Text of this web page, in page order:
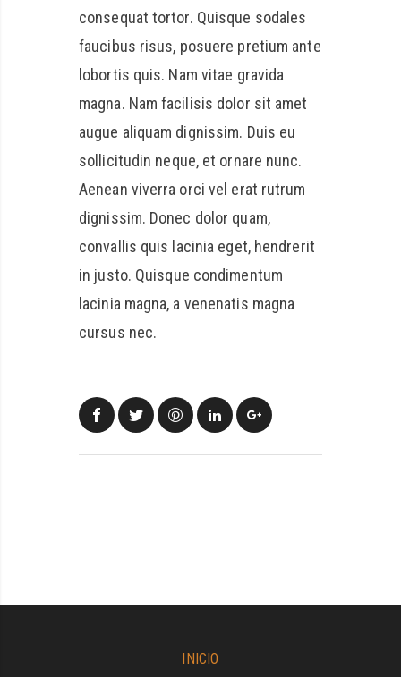
consequat tortor. Quisque sodales
faucibus risus, posuere pretium ante
lobortis quis. Nam vitae gravida
magna. Nam facilisis dolor sit amet
augue aliquam dignissim. Duis eu
sollicitudin neque, et ornare nunc.
Aenean viverra orci vel erat rutrum
dignissim. Donec dolor quam,
convallis quis lacinia eget, hendrerit
in justo. Quisque condimentum
lacinia magna, a venenatis magna
cursus nec.
INICIO